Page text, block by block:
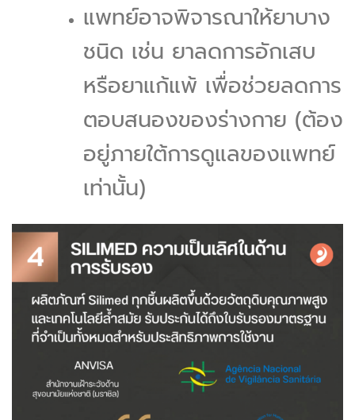
แพทย์อาจพิจารณาให้ยาบาง
ชนิด เช่น ยาลดการอักเสบ
หรือยาแก้แพ้ เพื่อช่วยลดการ
ตอบสนองของร่างกาย (ต้อง
อยู่ภายใต้การดูแลของแพทย์
เท่านั้น)